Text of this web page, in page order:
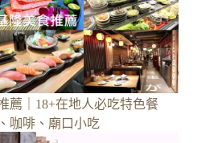
薦｜18+在地人必吃特色餐
咖啡、廟口小吃